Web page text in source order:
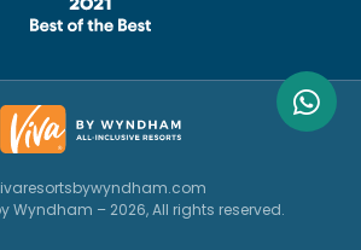
Wyndham – 2026, All rights reserved.